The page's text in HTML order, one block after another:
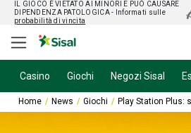
IL GIOCO È VIETATO AI MINORI E PUÒ CAUSARE
DIPENDENZA PATOLOGICA - Informati sulle
probabilità di vincita
Casino Giochi Negozi Sisal
Home News Giochi Play Station Plus: